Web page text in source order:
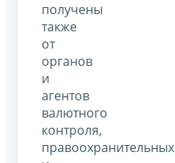
получены
также
от
органов
и
агентов
валютного
контроля,
правоохранительных